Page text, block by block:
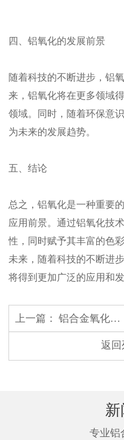
四、铝氧化的发展前景
随着科技的不断进步，铝
来，铝氧化将在更多领域
领域。同时，随着环保意
为未来的发展趋势。
五、结论
总之，铝氧化是一种重要
应用前景。通过铝氧化技
性，同时赋予其丰富的色
未来，随着科技的不断进
将得到更加广泛的应用和发
上一篇：铝合金氧化的深度解析
返回
新
专业铝